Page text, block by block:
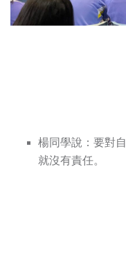
楊同學說：要對
就沒有責任。